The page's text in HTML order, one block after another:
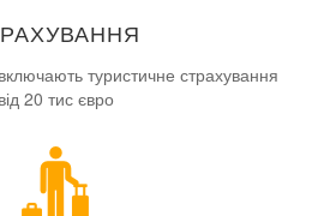
туристичне страхування
від 20 тис євро